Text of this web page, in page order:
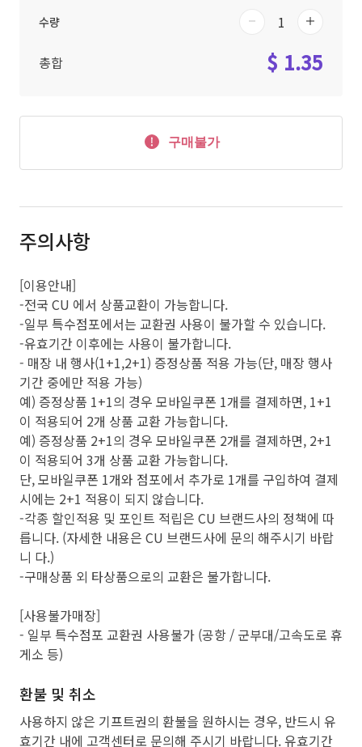
수량
총합 $ 1.35
구매불가
주의사항
[이용안내]
-전국 CU 에서 상품교환이 가능합니다.
-일부 특수점포에서는 교환권 사용이 불가할 수 있습니다.
-유효기간 이후에는 사용이 불가합니다.
- 매장 내 행사(1+1,2+1) 증정상품 적용 가능(단, 매장 행사
기간 중에만 적용 가능)
예) 증정상품 1+1의 경우 모바일쿠폰 1개를 결제하면, 1+1
이 적용되어 2개 상품 교환 가능합니다.
예) 증정상품 2+1의 경우 모바일쿠폰 2개를 결제하면, 2+1
이 적용되어 3개 상품 교환 가능합니다.
단, 모바일쿠폰 1개와 점포에서 추가로 1개를 구입하여 결제
시에는 2+1 적용이 되지 않습니다.
-각종 할인적용 및 포인트 적립은 CU 브랜드사의 정책에 따
릅니다. (자세한 내용은 CU 브랜드사에 문의 해주시기 바랍
니 다.)
-구매상품 외 타상품으로의 교환은 불가합니다.
[사용불가매장]
- 일부 특수점포 교환권 사용불가 (공항 / 군부대/고속도로 휴
게소 등)
환불 및 취소
사용하지 않은 기프트권의 환불을 원하시는 경우, 반드시 유
효기간 내에 고객센터로 문의해 주시기 바랍니다. 유효기간